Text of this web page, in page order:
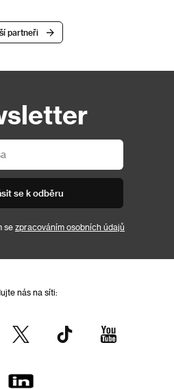
partneři
se k odběru
se zpracováním osobních údajů
nás na síti: